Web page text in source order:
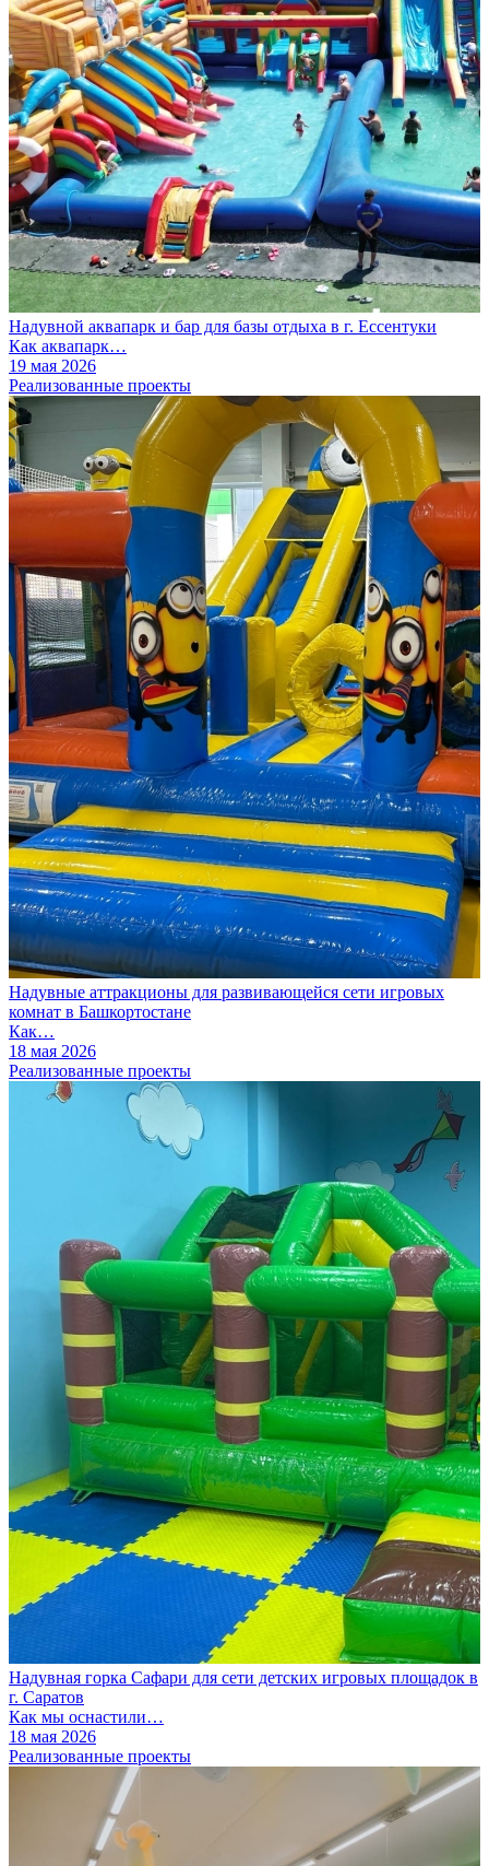
Надувной аквапарк и бар для базы отдыха в г. Ессентуки
Как аквапарк…
19 мая 2026
Реализованные проекты
Надувные аттракционы для развивающейся сети игровых
комнат в Башкортостане
Как…
18 мая 2026
Реализованные проекты
Надувная горка Сафари для сети детских игровых площадок в
г. Саратов
Как мы оснастили…
18 мая 2026
Реализованные проекты